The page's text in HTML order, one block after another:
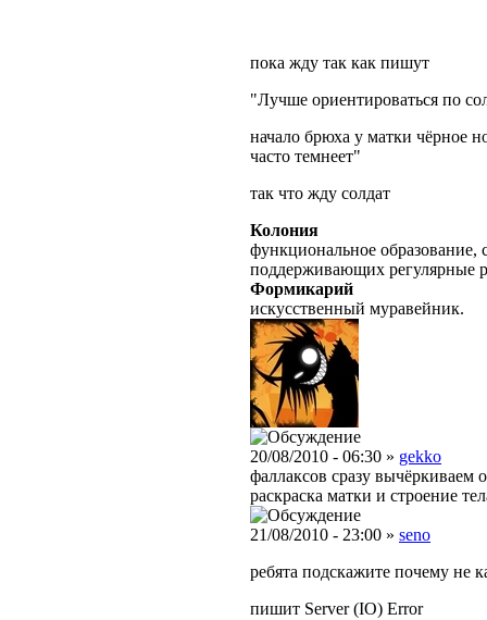
пока жду так как пишут
"Лучше ориентироваться по
начало брюха у матки чёрное
часто темнеет"
так что жду солдат
Колония
функциональное образование,
поддерживающих регулярные
Формикарий
искусственный муравейник.
20/08/2010 - 06:30 » gekko
фаллаксов сразу
раскраска матки и строение
21/08/2010 - 23:00 » seno
ребята подскажите почему не
пишит Server (IO) Error